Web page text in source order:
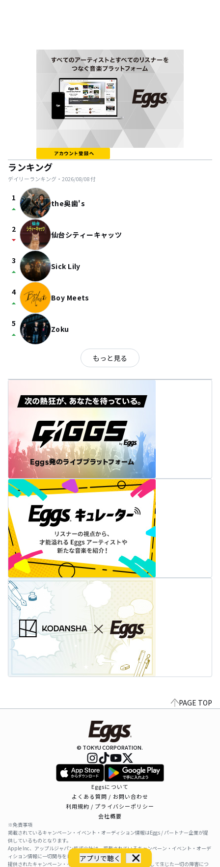
アプリで聴く
ランキング
デイリーランキング・ 2026/08/08付
1
arrow_drop_up the奥歯's
2
arrow_drop_down 仙台シティーキャッツ
3
arrow_drop_up Sick Lily
4
arrow_drop_up Boy Meets
5
arrow_drop_up Zoku
もっと見る
PAGE TOP
© TOKYU CORPORATION.
Eggsについて
よくある質問 / お問い合わせ
利用規約 / プライバシーポリシー
会社概要
※免責事項
掲載されているキャンペーン・イベント・オーディション情報はEggs / パートナー企業が提
供しているものとなります。
Apple Inc、アップルジャパン株式会社は、掲載されているキャンペーン・イベント・オーデ
ィション情報に一切関与をしておりません。
提供されたキャンペーン・イベント・オーディション情報を利用して生じた一切の障害につ